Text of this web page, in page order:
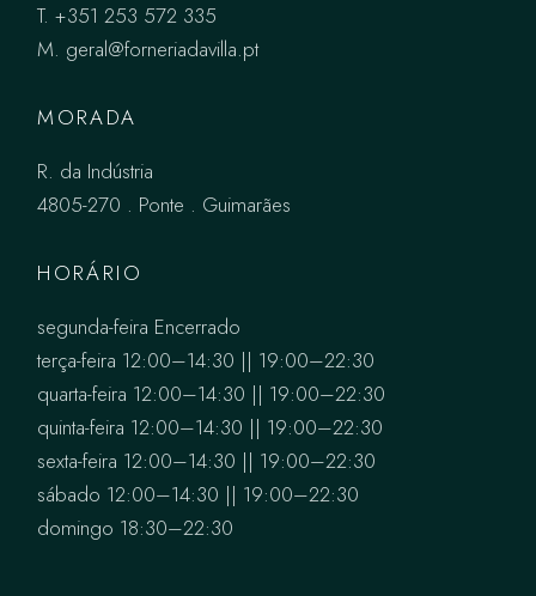
T.+351 253 572 335
M. geral@forneriadavilla.pt
MORADA
R. da Indústria
4805-270 . Ponte . Guimarães
HORÁRIO
segunda-feira Encerrado
terça-feira 12:00–14:30 || 19:00–22:30
quarta-feira 12:00–14:30 || 19:00–22:30
quinta-feira 12:00–14:30 || 19:00–22:30
sexta-feira 12:00–14:30 || 19:00–22:30
sábado 12:00–14:30 || 19:00–22:30
domingo 18:30–22:30